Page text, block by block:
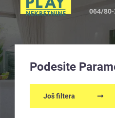
064/
Podesite
Još filtera